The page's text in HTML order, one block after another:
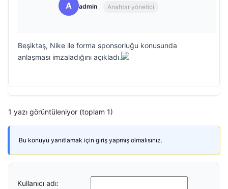
A admin Anahtar yönetici
Beşiktaş, Nike ile forma sponsorluğu konusunda
anlaşması imzaladığını açıkladı.
1 yazı görüntüleniyor (toplam 1)
Bu konuyu yanıtlamak için giriş yapmış olmalısınız.
Kullanıcı adı: